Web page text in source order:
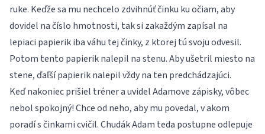
ruke. Keďže sa mu nechcelo zdvihnúť činku ku očiam, aby
dovidel na číslo hmotnosti, tak si zakaždým zapísal na
lepiaci papierik iba váhu tej činky, z ktorej tú svoju odvesil.
Potom tento papierik nalepil na stenu. Aby ušetril miesto na
stene, ďaľší papierik nalepil vždy na ten predchádzajúci.
Keď nakoniec prišiel tréner a uvidel Adamove zápisky, vôbec
nebol spokojný! Chce od neho, aby mu povedal, v akom
poradí s činkami cvičil. Chudák Adam teda postupne odlepuje